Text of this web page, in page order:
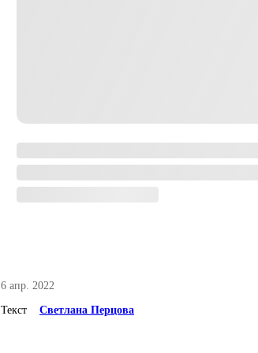
6 апр. 2022
Текст Светлана Перцова